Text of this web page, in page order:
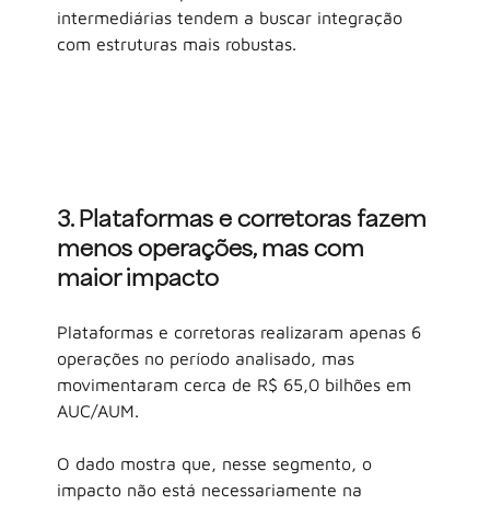
intermediárias tendem a buscar integração
com estruturas mais robustas.
3. Plataformas e corretoras fazem
menos operações, mas com
maior impacto
Plataformas e corretoras realizaram apenas 6
operações no período analisado, mas
movimentaram cerca de R$ 65,0 bilhões em
AUC/AUM.
O dado mostra que, nesse segmento, o
impacto não está necessariamente na